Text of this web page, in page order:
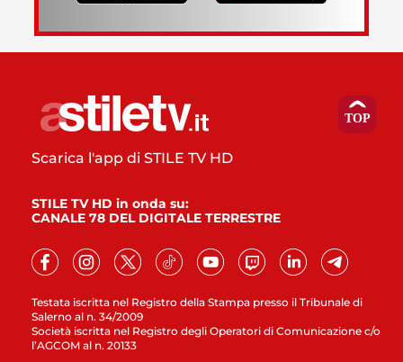
Testata iscritta nel Registro della Stampa presso il Tribunale di
Salerno al n. 34/2009
Società iscritta nel Registro degli Operatori di Comunicazione c/o
l’AGCOM al n. 20133
Scarica l'app di STILE TV HD
STILE TV HD in onda su:
CANALE 78 DEL DIGITALE TERRESTRE